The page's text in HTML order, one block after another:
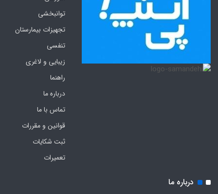
توانبخشی
تجهیزات بیمارستان
تنفسی
زیبایی و لاغری
راهنما
درباره ما
تماس با ما
قوانین و مقررات
ثبت شکایات
تعمیرات
درباره ما